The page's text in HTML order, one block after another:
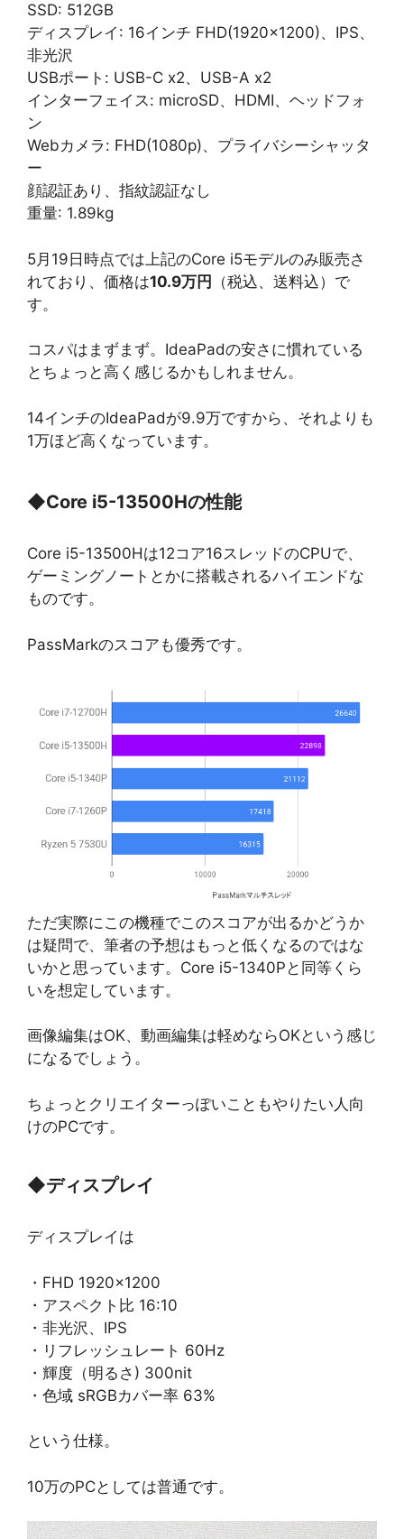
SSD: 512GB
ディスプレイ: 16インチ FHD(1920×1200)、IPS、
非光沢
USBポート: USB-C x2、USB-A x2
インターフェイス: microSD、HDMI、ヘッドフォ
ン
Webカメラ: FHD(1080p)、プライバシーシャッタ
ー
顔認証あり、指紋認証なし
重量: 1.89kg
5月19日時点では上記のCore i5モデルのみ販売さ
れており、価格は10.9万円 （税込、送料込）で
す。
コスパはまずまず。IdeaPadの安さに慣れている
とちょっと高く感じるかもしれません。
14インチのIdeaPadが9.9万ですから、それよりも
1万ほど高くなっています。
◆Core i5-13500Hの性能
Core i5-13500Hは12コア16スレッドのCPUで、
ゲーミングノートとかに搭載されるハイエンドな
ものです。
PassMarkのスコアも優秀です。
ただ実際にこの機種でこのスコアが出るかどうか
は疑問で、筆者の予想はもっと低くなるのではな
いかと思っています。Core i5-1340Pと同等くら
いを想定しています。
画像編集はOK、動画編集は軽めならOKという感じ
になるでしょう。
ちょっとクリエイターっぽいこともやりたい人向
けのPCです。
◆ディスプレイ
ディスプレイは
・FHD 1920×1200
・アスペクト比 16:10
・非光沢、IPS
・リフレッシュレート 60Hz
・輝度（明るさ) 300nit
・色域 sRGBカバー率 63%
という仕様。
10万のPCとしては普通です。